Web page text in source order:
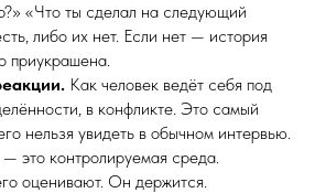
«Что ты сделал на следующий
либо их нет. Если нет — история
приукрашена.
Как человек ведёт себя под
в конфликте. Это самый
нельзя увидеть в обычном интервью.
это контролируемая среда.
оценивают. Он держится.